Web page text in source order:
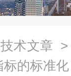
技术文章
的标准化